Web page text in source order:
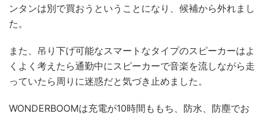
ンタンは別で買おうということになり、候補から外れまし
た。
また、吊り下げ可能なスマートなタイプのスピーカーはよ
くよく考えたら通勤中にスピーカーで音楽を流しながら走
っていたら周りに迷惑だと気づき止めました。
WONDERBOOMは充電が10時間ももち、防水、防塵でお